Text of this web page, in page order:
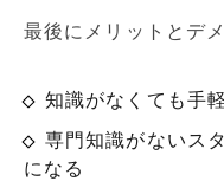
最後にメリットとデ
知識がなくても手
専門知識がないス
になる